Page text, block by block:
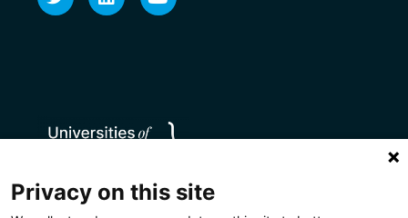
Privacy on this site